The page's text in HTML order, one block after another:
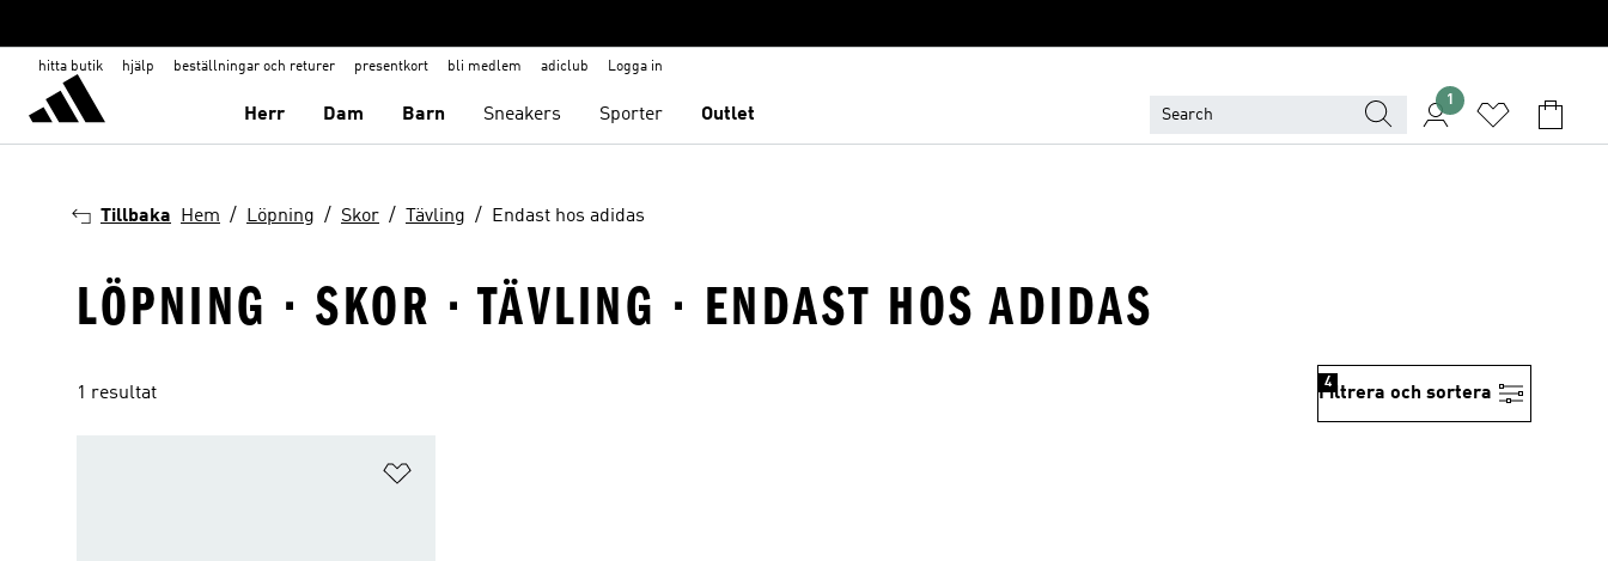
hitta butik hjälp beställningar och returer presentkort bli medlem adiclub Logga in
Herr Dam Barn Sneakers Sporter Outlet
1
Tillbaka Hem Löpning Skor Tävling Endast hos adidas
LÖPNING · SKOR · TÄVLING · ENDAST HOS ADIDAS
1 resultat Filtrera och sortera
4